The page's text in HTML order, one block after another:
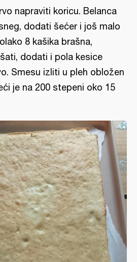
napraviti koricu. Belanca
dodati šećer i još malo
8 kašika brašna,
dodati i pola kesice
Smesu izliti u pleh obložen
je na 200 stepeni oko 15